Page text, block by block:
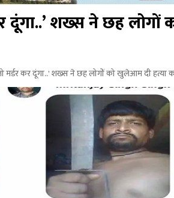
दूंगा..’ शख्स ने छह
कर दूंगा..' शख्स ने छह लोगों को खुलेआम दी हत्या